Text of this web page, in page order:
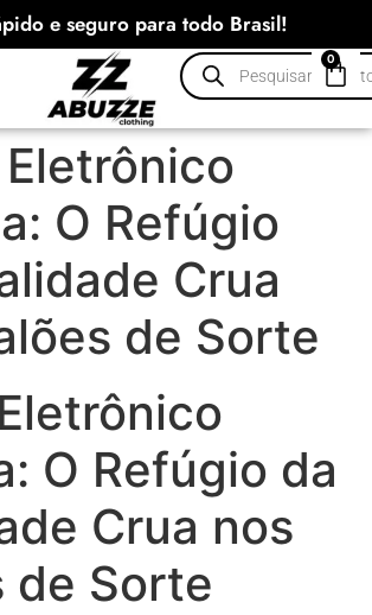
e seguro para todo Brasil!
0
O Refúgio
Crua
de Sorte
O Refúgio da
Crua nos
de Sorte